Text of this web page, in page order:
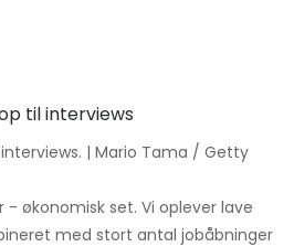
| Mario Tama / Getty
økonomisk set. Vi oplever lave
med stort antal jobåbninger